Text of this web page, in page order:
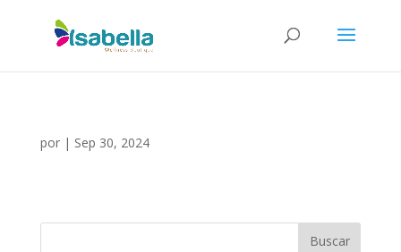
por | Sep 30, 2024